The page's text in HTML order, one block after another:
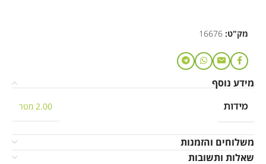
מק"ט: 16676
מידע נוסף
מידות
2.00 מטר
משלוחים והזמנות
שאלות ותשובות